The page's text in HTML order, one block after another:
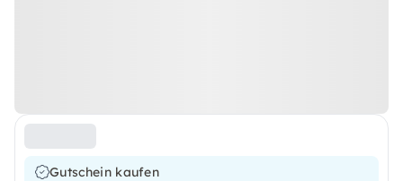
Gutschein kaufen